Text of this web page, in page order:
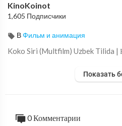
KinoKoinot
1,605 Подписчики
ВФильм и анимация
Koko Siri (Multfilm) Uzbek Tilida |
Показать
0 Комментарии